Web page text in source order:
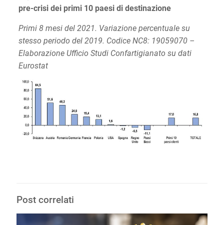
pre-crisi dei primi 10 paesi di destinazione
Primi 8 mesi del 2021. Variazione percentuale su
stesso periodo del 2019. Codice NC8: 19059070 –
Elaborazione Ufficio Studi Confartigianato su dati
Eurostat
Post correlati